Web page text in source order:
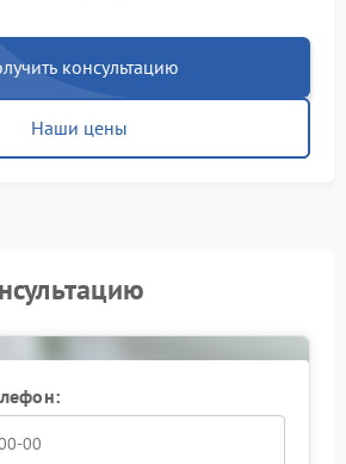
консультацию
Наши цены